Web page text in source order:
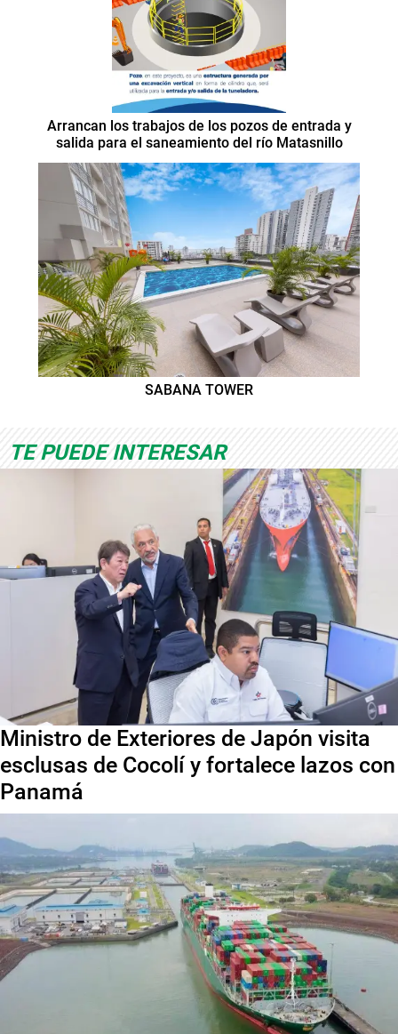
Arrancan los trabajos de los pozos de entrada y
salida para el saneamiento del río Matasnillo
SABANA TOWER
TE PUEDE INTERESAR
Ministro de Exteriores de Japón visita
esclusas de Cocolí y fortalece lazos con
Panamá